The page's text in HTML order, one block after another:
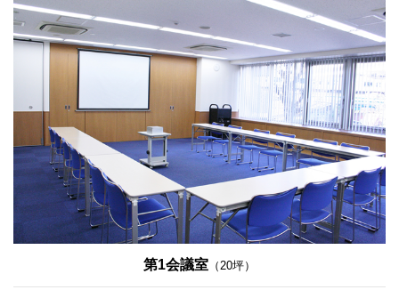
第1会議室 （20坪）